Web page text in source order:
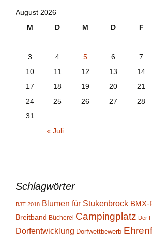
August 2026
M
D M D F
3
4 5 6 7
10
11 12 13 14
17
18 19 20 21
24
25 26 27 28
31
« Juli
Schlagwörter
BJT 2018 Blumen für Stukenbrock BMX-
Breitband Bücherei Campingplatz Der
Dorfentwicklung Dorfwettbewerb